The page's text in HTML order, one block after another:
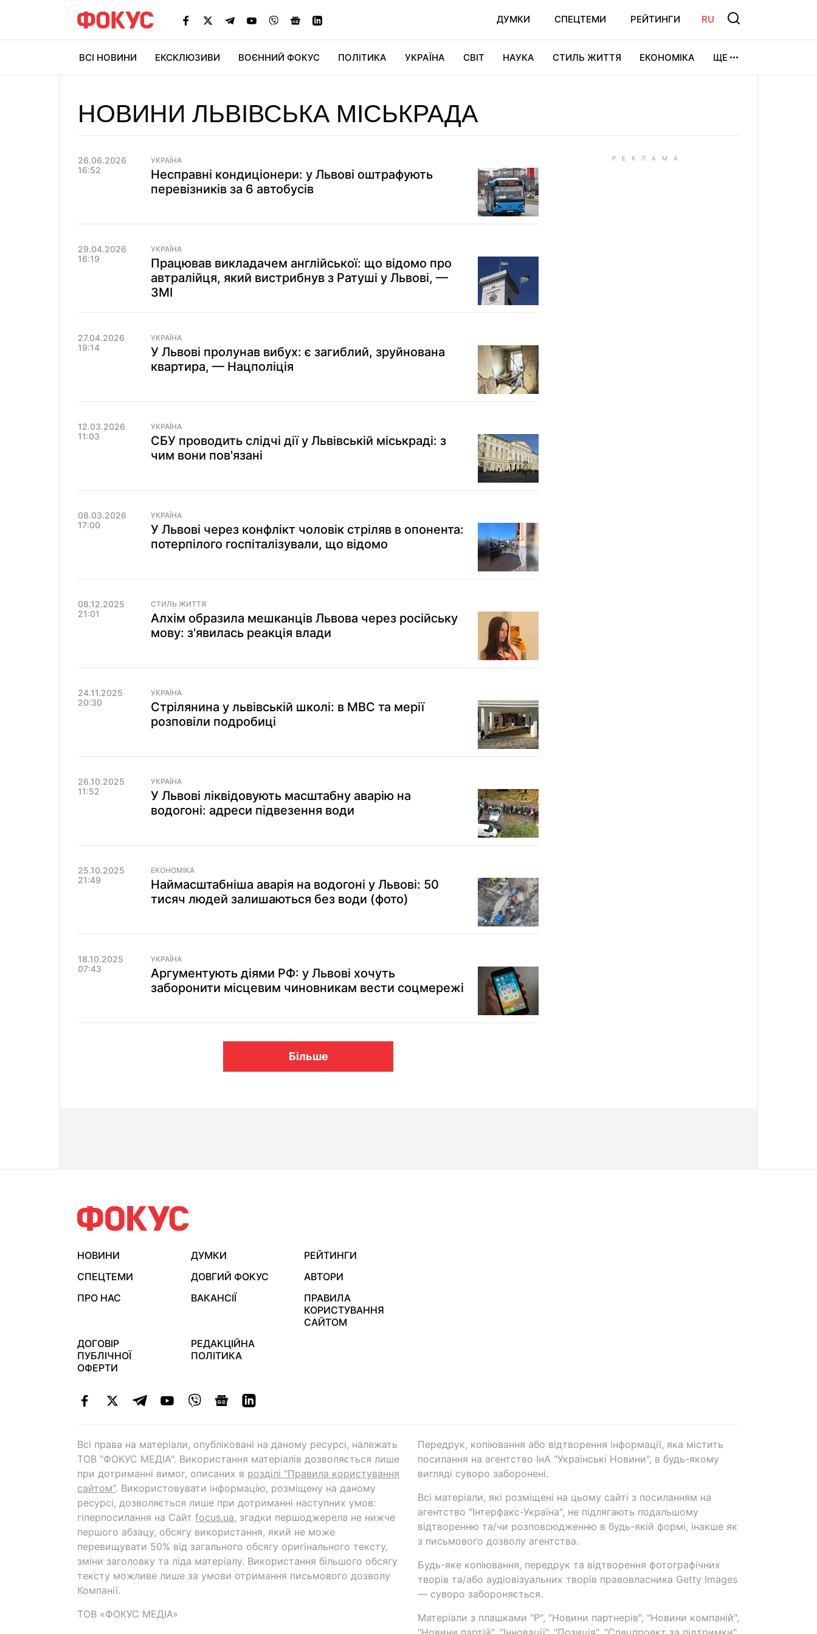
ДУМКИ СПЕЦТЕМИ РЕЙТИНГИ RU
ВСІ НОВИНИ ЕКСКЛЮЗИВИ ВОЄННИЙ ФОКУС ПОЛІТИКА УКРАЇНА СВІТ НАУКА СТИЛЬ ЖИТТЯ ЕКОНОМІКА ЩЕ
НОВИНИ ЛЬВІВСЬКА МІСЬКРАДА
26.06.2026
16:52
УКРАЇНА
Несправні кондиціонери: у Львові оштрафують
перевізників за 6 автобусів
29.04.2026
16:19
УКРАЇНА
Працював викладачем англійської: що відомо про
автралійця, який вистрибнув з Ратуші у Львові, —
ЗМІ
27.04.2026
19:14
УКРАЇНА
У Львові пролунав вибух: є загиблий, зруйнована
квартира, — Нацполіція
12.03.2026
11:03
УКРАЇНА
СБУ проводить слідчі дії у Львівській міськраді: з
чим вони пов'язані
08.03.2026
17:00
УКРАЇНА
У Львові через конфлікт чоловік стріляв в опонента:
потерпілого госпіталізували, що відомо
08.12.2025
21:01
СТИЛЬ ЖИТТЯ
Алхім образила мешканців Львова через російську
мову: з'явилась реакція влади
24.11.2025
20:30
УКРАЇНА
Стрілянина у львівській школі: в МВС та мерії
розповіли подробиці
26.10.2025
11:52
УКРАЇНА
У Львові ліквідовують масштабну аварію на
водогоні: адреси підвезення води
25.10.2025
21:49
ЕКОНОМІКА
Наймасштабніша аварія на водогоні у Львові: 50
тисяч людей залишаються без води (фото)
18.10.2025
07:43
УКРАЇНА
Аргументують діями РФ: у Львові хочуть
заборонити місцевим чиновникам вести соцмережі
Більше
НОВИНИ ДУМКИ
РЕЙТИНГИ
СПЕЦТЕМИ
ДОВГИЙ ФОКУС
АВТОРИ
ПРО НАС
ВАКАНСІЇ
ПРАВИЛА
КОРИСТУВАННЯ
САЙТОМ
ДОГОВІР
ПУБЛІЧНОЇ
ОФЕРТИ
РЕДАКЦІЙНА
ПОЛІТИКА
Всі права на матеріали, опубліковані на даному ресурсі, належать
ТОВ "ФОКУС МЕДІА". Використання матеріалів дозволяється лише
при дотриманні вимог, описаних в розділі "Правила користування
сайтом". Використовувати інформацію, розміщену на даному
ресурсі, дозволяється лише при дотриманні наступних умов:
гіперпосилання на Cайт focus.ua, згадки першоджерела не нижче
першого абзацу, обсягу використання, який не може
перевищувати 50% від загального обсягу оригінального тексту,
зміни заголовку та ліда матеріалу. Використання більшого обсягу
тексту можливе лише за умови отримання письмового дозволу
Компанії.
ТОВ «ФОКУС МЕДІА»
Передрук, копіювання або відтворення інформації, яка містить
посилання на агентство ІнА "Українські Новини", в будь-якому
вигляді суворо заборонені.
Всі матеріали, які розміщені на цьому сайті з посиланням на
агентство "Інтерфакс-Україна", не підлягають подальшому
відтворенню та/чи розповсюдженню в будь-якій формі, інакше як
з письмового дозволу агентства.
Будь-яке копіювання, передрук та відтворення фотографічних
творів та/або аудіовізуальних творів правовласника Getty Images
— суворо забороняється.
Матеріали з плашками "Р", "Новини партнерів", "Новини компаній",